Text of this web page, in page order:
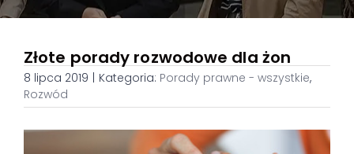
Złote porady rozwodowe dla żon
8 lipca 2019 Kategoria: Porady prawne - wszystkie,
Rozwód